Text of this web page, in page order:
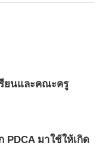
ยนและคณะครู
PDCA มาใช้ให้เกิด